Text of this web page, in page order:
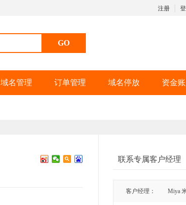
注册
域名管理 订单管理 域名停放 资金
联系专属客户经理
客户经理： Miya